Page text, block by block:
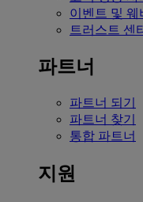
이벤트 및 웨
트러스트 센
파트너
파트너 되기
파트너 찾기
통합 파트너
지원